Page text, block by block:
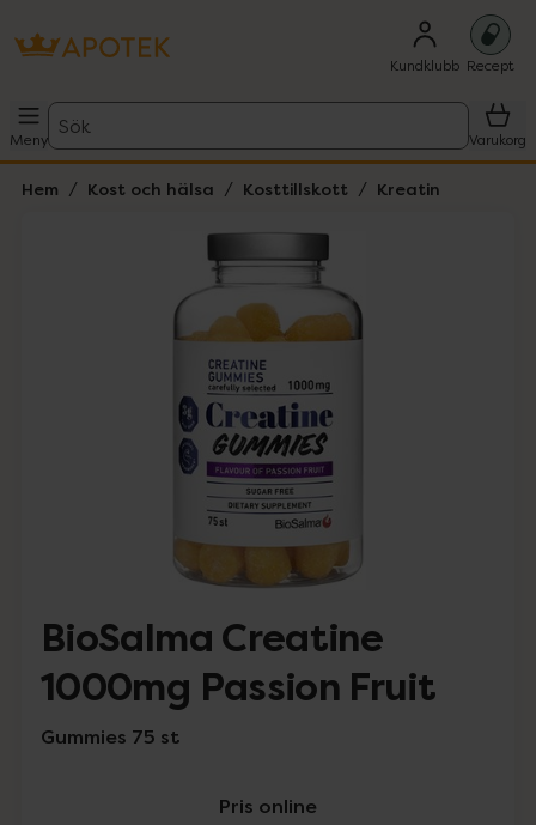
Kundklubb Recept
Meny
Sök
Varukorg
Hem Kost och hälsa Kosttillskott Kreatin
Lista: . Innehåller 1 objekt.
BioSalma Creatine
1000mg Passion Fruit
Gummies 75 st
Pris online